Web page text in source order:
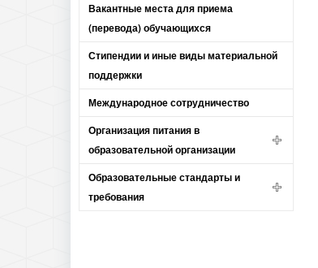
Вакантные места для приема
(перевода) обучающихся
Стипендии и иные виды материальной
поддержки
Международное сотрудничество
Организация питания в
образовательной организации
Образовательные стандарты и
требования